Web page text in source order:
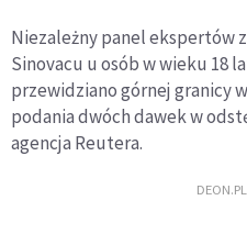
Niezależny panel ekspertów
Sinovacu u osób w wieku 18
przewidziano górnej granicy
podania dwóch dawek w
agencja Reutera.